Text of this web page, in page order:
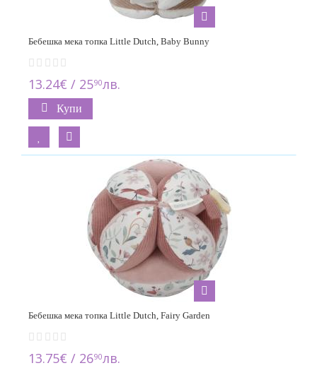
Бебешка мека топка Little Dutch, Baby Bunny
13.24€ / 2590лв.
Купи
Бебешка мека топка Little Dutch, Fairy Garden
13.75€ / 2690лв.